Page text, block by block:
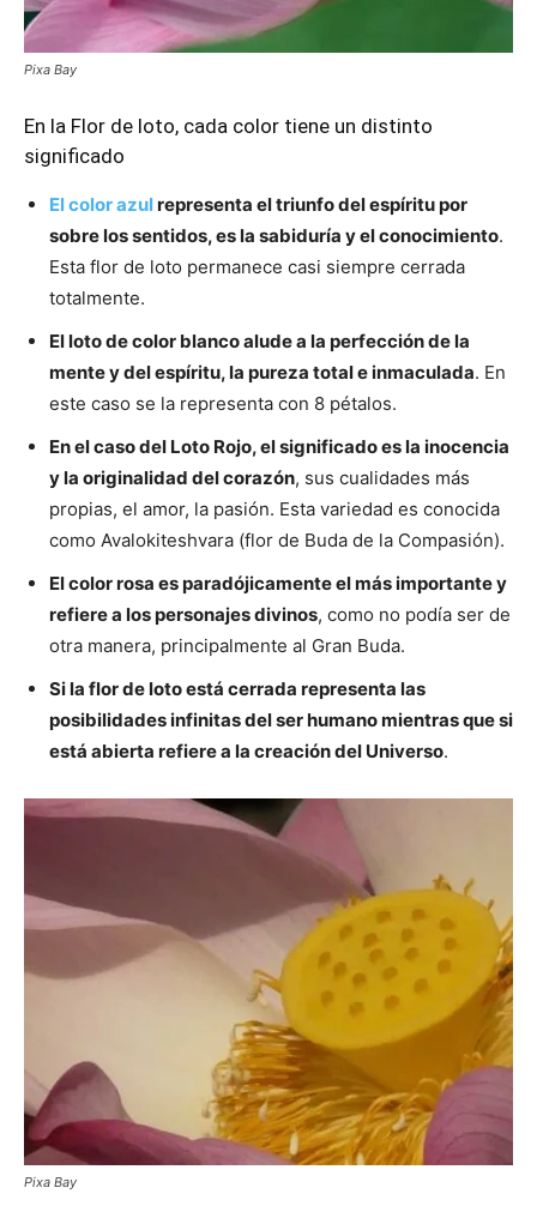
Pixa Bay
En la Flor de loto, cada color tiene un distinto
significado
El color azulrepresenta el triunfo del espíritu por
sobre los sentidos, es la sabiduría y el conocimiento.
Esta flor de loto permanece casi siempre cerrada
totalmente.
El loto de color blanco alude a la perfección de la
mente y del espíritu, la pureza total e inmaculada. En
este caso se la representa con 8 pétalos.
En el caso del Loto Rojo, el significado es la inocencia
y la originalidad del corazón, sus cualidades más
propias, el amor, la pasión. Esta variedad es conocida
como Avalokiteshvara (flor de Buda de la Compasión).
El color rosa es paradójicamente el más importante y
refiere a los personajes divinos, como no podía ser de
otra manera, principalmente al Gran Buda.
Si la flor de loto está cerrada representa las
posibilidades infinitas del ser humano mientras que si
está abierta refiere a la creación del Universo.
Pixa Bay